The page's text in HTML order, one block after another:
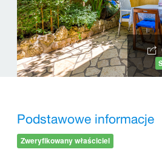
Podstawowe informacje
Zweryfikowany właściciel